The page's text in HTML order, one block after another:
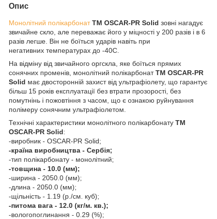
Опис
Монолітний полікарбонат ТМ OSCAR-PR Solid зовні нагадує
звичайне скло, але переважає його у міцності у 200 разів і в 6
разів легше. Він не боїться ударів навіть при
негативних температурах до -40С.
На відміну від звичайного оргскла, яке боїться прямих
сонячних променів, монолітний полікарбонатТМ OSCAR-PR
Solid має двосторонній захист від ультрафіолету, що гарантує
більш 15 років експлуатації без втрати прозорості, без
помутнінь і пожовтіння з часом, що є ознакою руйнування
полімеру сонячним ультрафіолетом.
Технічні характеристики монолітного полікарбонату ТМ
OSCAR-PR Solid:
-виробник - OSCAR-PR Solid;
-країна виробництва - Сербія;
-тип полікарбонату - монолітний;
-товщина - 10.0 (мм);
-ширина - 2050.0 (мм);
-длина - 2050.0 (мм);
-щільність - 1.19 (р./см. куб);
-питома вага - 12.0 (кг/м. кв.);
-вологопоглинання - 0.29 (%);